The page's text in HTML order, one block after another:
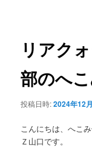
ゲ
ー
ョ
ン
リアク
部のへ
投稿日時:2024年12
こんにちは、へこ
Ｚ山口です。